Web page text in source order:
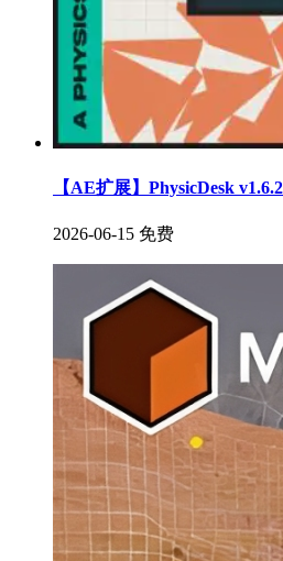
【AE扩展】PhysicDesk
2026-06-15 免费